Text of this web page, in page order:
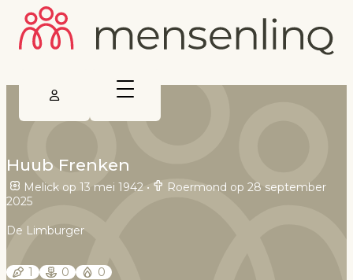
Huub Frenken
Melick op 13 mei 1942 •
Roermond op 28 september
2025
De Limburger
1 0 0